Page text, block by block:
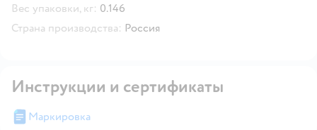
Вес упаковки, кг: 0.146
Страна производства: Россия
Инструкции и сертификаты
Маркировка